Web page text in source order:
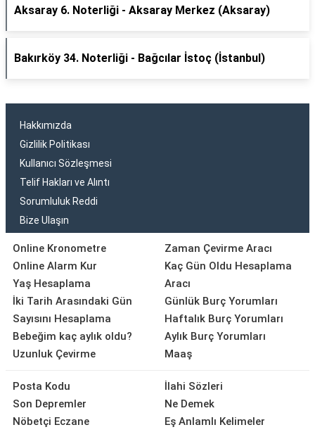
Aksaray 6. Noterliği - Aksaray Merkez (Aksaray)
Bakırköy 34. Noterliği - Bağcılar İstoç (İstanbul)
Hakkımızda
Gizlilik Politikası
Kullanıcı Sözleşmesi
Telif Hakları ve Alıntı
Sorumluluk Reddi
Bize Ulaşın
Online Kronometre
Online Alarm Kur
Yaş Hesaplama
İki Tarih Arasındaki Gün
Sayısını Hesaplama
Bebeğim kaç aylık oldu?
Uzunluk Çevirme
Zaman Çevirme Aracı
Kaç Gün Oldu Hesaplama
Aracı
Günlük Burç Yorumları
Haftalık Burç Yorumları
Aylık Burç Yorumları
Maaş
Posta Kodu
Son Depremler
Nöbetçi Eczane
İlahi Sözleri
Ne Demek
Eş Anlamlı Kelimeler